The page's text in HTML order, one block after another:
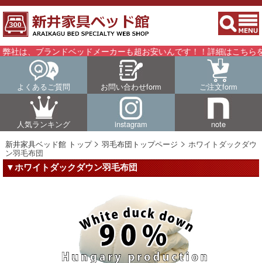
ベッドメーカーも超お安いんです！！詳細はこちらをご覧ください
よくあるご質問 お問い合わせform ご注文form
人気ランキング instagram
note
新井家具ベッド館 トップ
羽毛布団トップページ ホワイトダックダウ
ン羽毛布団
▼ホワイトダックダウン羽毛布団